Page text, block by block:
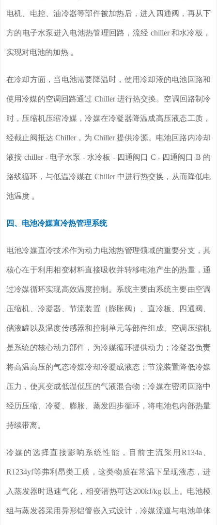
电机、电控、油冷器等部件被加热后，进入四通阀，再从下
方的电子水泵进入电池热管理回路，流经 chiller 和水冷板，
实现对电池的加热 。
在冷却方面，当电池需要降温时，使用冷却液的电池回路和
使用冷媒的空调回路通过 Chiller 进行热交换。空调回路制冷
时，压缩机压缩冷媒，冷媒在冷凝器降温成高压液态工质，
经截止阀抵达 Chiller，为 Chiller 提供冷源。电池回路内冷却
液按 chiller - 电子水泵 - 水冷板 - 四通阀口 C - 四通阀口 B 的
路线循环，与低温冷媒在 Chiller 中进行热交换，从而降低电
池温度 。
四、电池冷媒直冷热管理系统
电池冷媒直冷技术作为动力电池热管理领域的重要分支，其
核心在于利用相变材料直接吸收并转移电池产生的热量，通
过冷媒循环实现高效温度控制。系统主要由系统主要由空调
压缩机、冷凝器、节流装置（膨胀阀）、直冷板、四通阀、
储液罐以及温度传感器和控制单元等部件组成。空调压缩机
是系统的核心动力部件，为冷媒循环提供动力；冷凝器负责
将高温高压的气态冷媒冷却冷凝成液态；节流装置降低冷媒
压力，使其变成低温低压的气液混合物；冷媒在密闭回路中
经历压缩、冷凝、膨胀、蒸发四步循环，将电池包内部热量
持续带离。
冷媒的选择直接影响系统性能，目前主流采用R134a、
R1234yf等弗利昂类工质，这类物质在常温下呈现液态，进
入蒸发器时迅速气化，相变潜热可达200kJ/kg 以上。电池模
组与蒸发器采用异形铝管嵌入式设计，冷媒流道与电池单体